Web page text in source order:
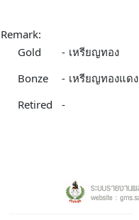
Remark:
Gold
- เหรียญทอง
Bonze
- เหรียญทองแดง
Retired
-